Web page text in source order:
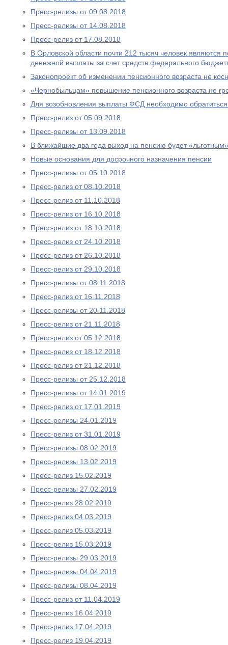
Пресс-релизы от 09.08.2018
Пресс-релизы от 14.08.2018
Пресс-релиз от 17.08.2018
В Орловской области почти 212 тысяч человек являются
денежной выплаты за счет средств федерального
Законопроект об изменении пенсионного возраста не
«Чернобыльцам» повышение пенсионного возраста не
Для возобновления выплаты ФСД необходимо
Пресс-релиз от 05.09.2018
Пресс-релизы от 13.09.2018
В ближайшие два года выход на пенсию будет «льготным»
Новые основания для досрочного назначения пенсии
Пресс-релизы от 05.10.2018
Пресс-релиз от 08.10.2018
Пресс-релиз от 11.10.2018
Пресс-релиз от 16.10.2018
Пресс-релиз от 18.10.2018
Пресс-релиз от 24.10.2018
Пресс-релиз от 26.10.2018
Пресс-релиз от 29.10.2018
Пресс-релизы от 08.11.2018
Пресс-релиз от 16.11.2018
Пресс-релизы от 20.11.2018
Пресс-релиз от 21.11.2018
Пресс-релиз от 05.12.2018
Пресс-релиз от 18.12.2018
Пресс-релиз от 21.12.2018
Пресс-релизы от 25.12.2018
Пресс-релизы от 14.01.2019
Пресс-релиз от 17.01.2019
Пресс-релизы 24.01.2019
Пресс-релиз от 31.01.2019
Пресс-релизы 08.02.2019
Пресс-релизы 13.02.2019
Пресс-релиз 15.02.2019
Пресс-релизы 27.02.2019
Пресс-релиз 28.02.2019
Пресс-релиз 04.03.2019
Пресс-релиз 05.03.2019
Пресс-релиз 15.03.2019
Пресс-релизы 29.03.2019
Пресс-релизы 04.04.2019
Пресс-релизы 08.04.2019
Пресс-релиз от 11.04.2019
Пресс-релиз 16.04.2019
Пресс-релиз 17.04.2019
Пресс-релиз 19.04.2019